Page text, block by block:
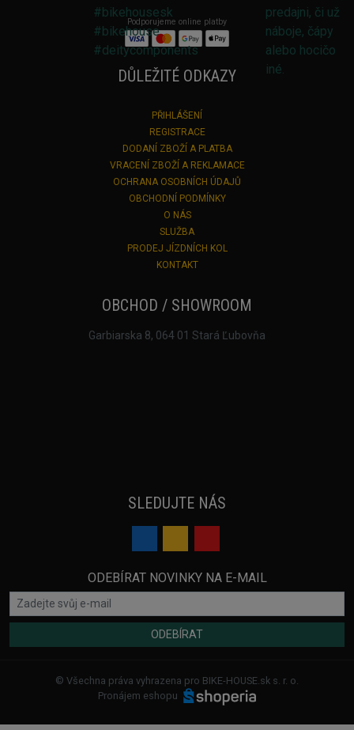
Podporujeme online platby
DŮLEŽITÉ ODKAZY
PŘIHLÁŠENÍ
REGISTRACE
DODANÍ ZBOŽÍ A PLATBA
VRACENÍ ZBOŽÍ A REKLAMACE
OCHRANA OSOBNÍCH ÚDAJŮ
OBCHODNÍ PODMÍNKY
O NÁS
SLUŽBA
PRODEJ JÍZDNÍCH KOL
KONTAKT
OBCHOD / SHOWROOM
Garbiarska 8, 064 01 Stará Ľubovňa
SLEDUJTE NÁS
ODEBÍRAT NOVINKY NA E-MAIL
ODEBÍRAT
© Všechna práva vyhrazena pro BIKE-HOUSE.sk s. r. o.
Pronájem eshopu